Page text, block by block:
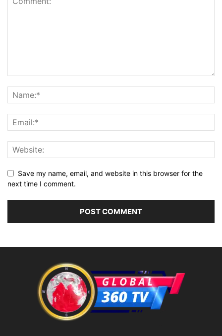
Save my name, email, and website in this browser for the
next time I comment.